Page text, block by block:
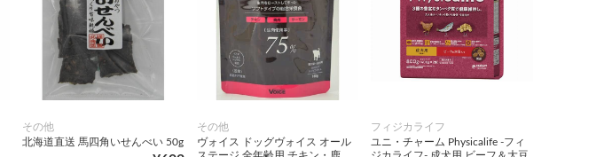
その他
北海道直送 馬四角いせんべい 50g
その他
ヴォイス ドッグヴォイス オール
フィジカライフ
ユニ・チャーム Physicalife -フィ